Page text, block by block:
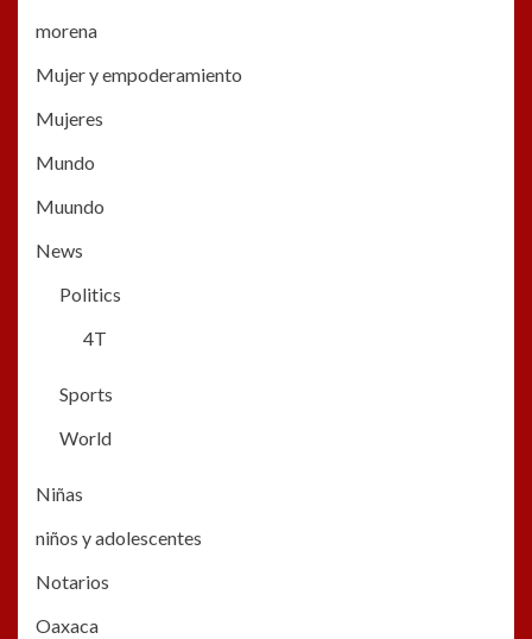
morena
Mujer y empoderamiento
Mujeres
Mundo
Muundo
News
Politics
4T
Sports
World
Niñas
niños y adolescentes
Notarios
Oaxaca